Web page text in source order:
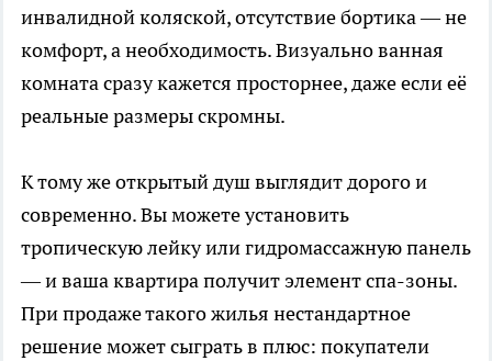
инвалидной коляской, отсутствие бортика — не
комфорт, а необходимость. Визуально ванная
комната сразу кажется просторнее, даже если её
реальные размеры скромны.
К тому же открытый душ выглядит дорого и
современно. Вы можете установить
тропическую лейку или гидромассажную панель
— и ваша квартира получит элемент спа-зоны.
При продаже такого жилья нестандартное
решение может сыграть в плюс: покупатели